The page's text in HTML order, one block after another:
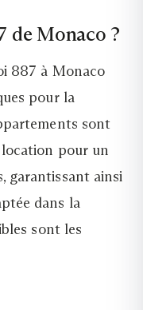
de Monaco ?
887 à Monaco
pour la
sont
pour un
garantissant ainsi
dans la
sont les